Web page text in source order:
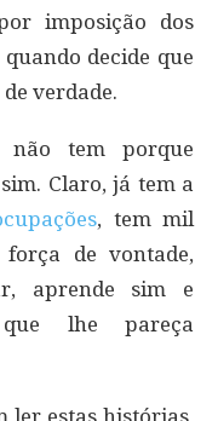
imposição dos
decide que
verdade.
não tem porque
Claro, já tem a
, tem mil
de vontade,
aprende sim e
lhe pareça
ler estas histórias,